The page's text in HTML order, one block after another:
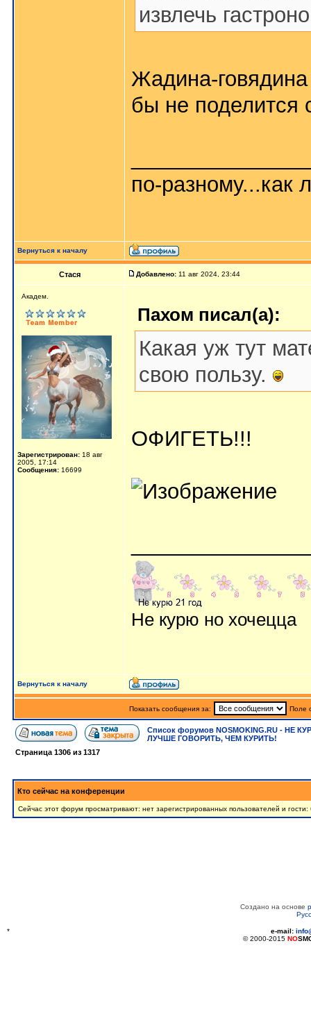
извлечь
Жадина-
бы не поделится
по-разному...как
Вернуться к началу
Стася Добавлено: 11 авг 2024, 23:44
Aкaдeм.
Зарегистрирован: 18 авг
2005, 17:14
Сообщения: 16699
Пахом писал(а):
Какая уж тут
свою пользу.
ОФИГЕТЬ!!!
Не курю но хочецца
Вернуться к началу
Показать сообщения за: Поле
Список форумов NOSMOKING.RU - НЕ
ЛУЧШЕ ГОВОРИТЬ, ЧЕМ КУРИТЬ!
Страница 1306 из 1317
Кто сейчас на конференции
Сейчас этот форум просматривают: нет зарегистрированных пользователей и гости:
Создано на основе
* e-mail:
© 2000-2015 NO